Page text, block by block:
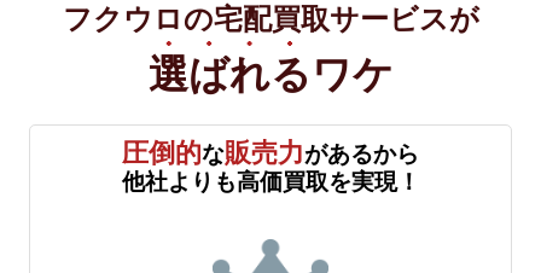
フクウロの宅配買取サービスが
選ばれる ワケ
圧倒的な販売力があるから
他社よりも高価買取を実現！